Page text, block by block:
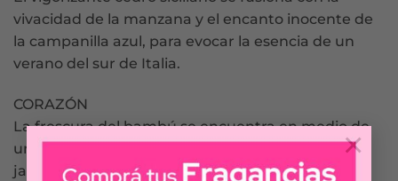
×
vivacidad de la manzana y el encanto inocente de
la campanilla azul, para evocar la esencia de un
verano del sur de Italia.
CORAZÓN
La frescura del bambú se encuentra en medio de
un glorioso bouquet femenino de decadente
jazmín y delicada rosa blanca.